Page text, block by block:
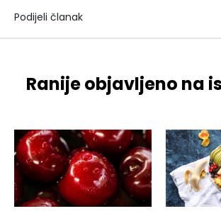
Podijeli članak
Ranije objavljeno na